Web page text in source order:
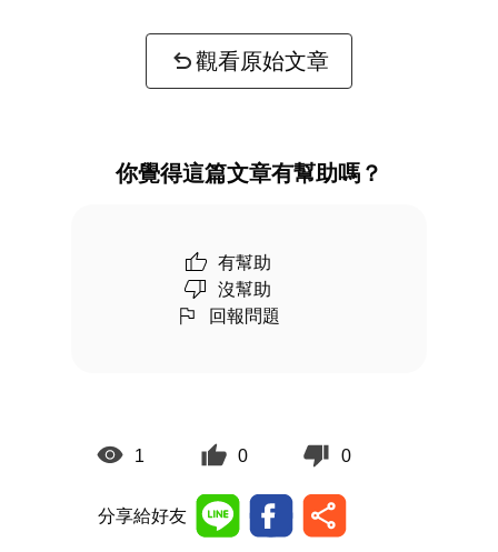
觀看原始文章
你覺得這篇文章有幫助嗎？
有幫助
沒幫助
回報問題
1 0 0
分享給好友